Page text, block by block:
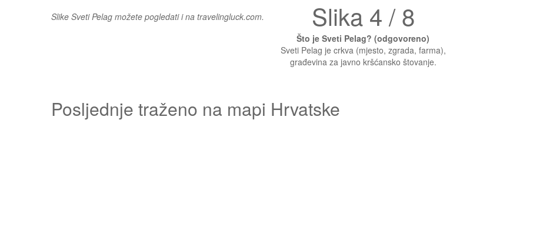
Slike Sveti Pelag možete pogledati i na travelingluck.com. Slika 4 / 8
Što je Sveti Pelag? (odgovoreno)
Sveti Pelag je crkva (mjesto, zgrada, farma),
građevina za javno kršćansko štovanje.
Posljednje traženo na mapi Hrvatske